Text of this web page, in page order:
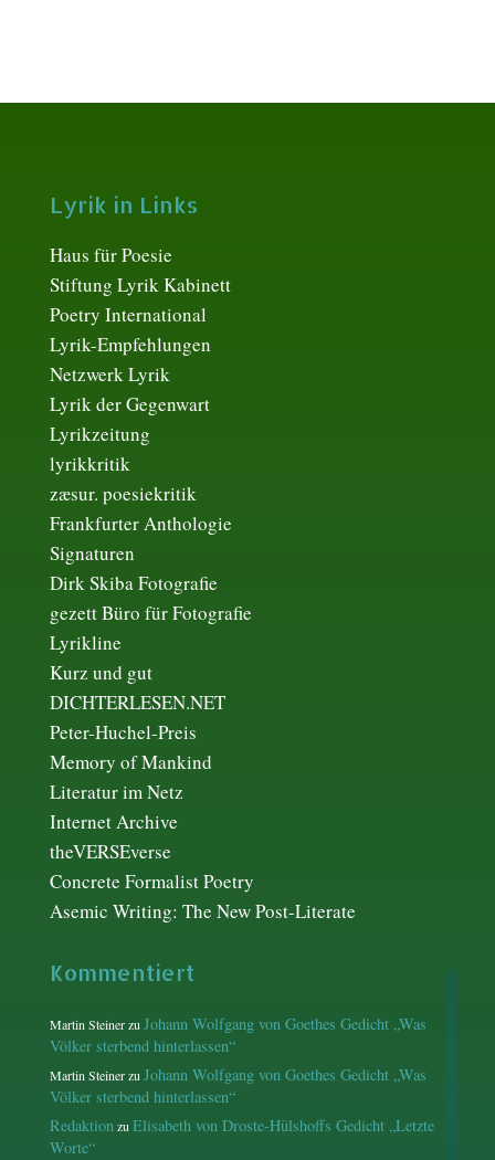
Lyrik in Links
Haus für Poesie
Stiftung Lyrik Kabinett
Poetry International
Lyrik-Empfehlungen
Netzwerk Lyrik
Lyrik der Gegenwart
Lyrikzeitung
lyrikkritik
zæsur. poesiekritik
Frankfurter Anthologie
Signaturen
Dirk Skiba Fotografie
gezett Büro für Fotografie
Lyrikline
Kurz und gut
DICHTERLESEN.NET
Peter-Huchel-Preis
Memory of Mankind
Literatur im Netz
Internet Archive
theVERSEverse
Concrete Formalist Poetry
Asemic Writing: The New Post-Literate
Kommentiert
Martin SteinerzuJohann Wolfgang von Goethes Gedicht „Was
Völker sterbend hinterlassen“
Martin SteinerzuJohann Wolfgang von Goethes Gedicht „Was
Völker sterbend hinterlassen“
RedaktionzuElisabeth von Droste-Hülshoffs Gedicht „Letzte
Worte“